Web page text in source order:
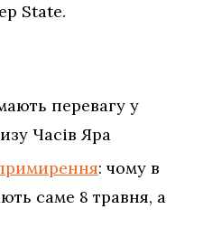
State.
перевагу у
Часів Яра
: чому в
саме 8 травня, а